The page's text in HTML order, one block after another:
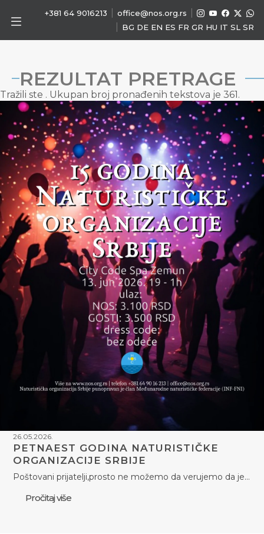
+381 64 9016213 office@nos.org.rs
BG DE EN ES FR GR HU IT SL SR
REZULTAT PRETRAGE
Tražili ste . Ukupan broj pronađenih tekstova je 361.
26.05.2026.
PETNAEST GODINA NATURISTIČKE
ORGANIZACIJE SRBIJE
Poštovani prijatelji,prosto ne možemo da verujemo da je…
Pročitaj više